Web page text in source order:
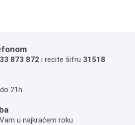
873 872 i recite šifru 31518
21h
u najkraćem roku